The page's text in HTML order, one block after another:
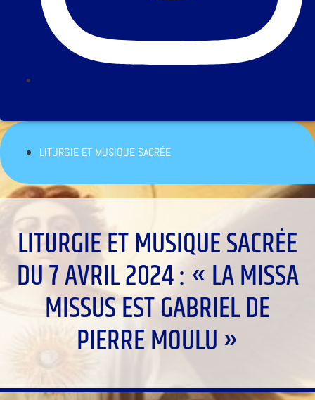
LITURGIE ET MUSIQUE SACRÉE
LITURGIE ET MUSIQUE SACRÉE
DU 7 AVRIL 2024 : « LA MISSA
MISSUS EST GABRIEL DE
PIERRE MOULU »